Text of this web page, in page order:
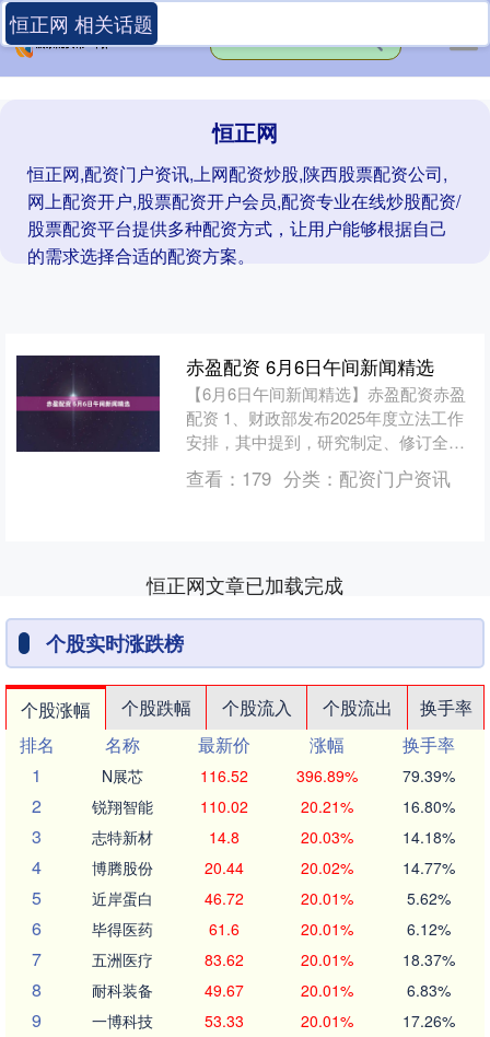
恒正网
恒正网,配资门户资讯,上网配资炒股,陕西股票配资公司,
网上配资开户,股票配资开户会员,配资专业在线炒股配资/
股票配资平台提供多种配资方式，让用户能够根据自己
的需求选择合适的配资方案。
恒正网 相关话题
赤盈配资 6月6日午间新闻精选
【6月6日午间新闻精选】赤盈配资赤盈
配资 1、财政部发布2025年度立法工作
安排，其中提到，研究制定、修订全国
社会保障基金境内投资管理办法、企业
财务通则等。 2....
查看： 179 分类： 配资门户资讯
恒正网文章已加载完成
个股实时涨跌榜
个股涨幅 个股跌幅 个股流入 个股流出
换手率
排名
名称 最新价 涨幅
换手率
1
N展芯 116.52 396.89% 79.39%
2 锐翔智能 110.02 20.21% 16.80%
3 志特新材 14.8 20.03% 14.18%
4 博腾股份 20.44 20.02% 14.77%
5 近岸蛋白 46.72 20.01% 5.62%
6 毕得医药 61.6 20.01% 6.12%
7 五洲医疗 83.62 20.01% 18.37%
8 耐科装备 49.67 20.01% 6.83%
9 一博科技 53.33 20.01% 17.26%